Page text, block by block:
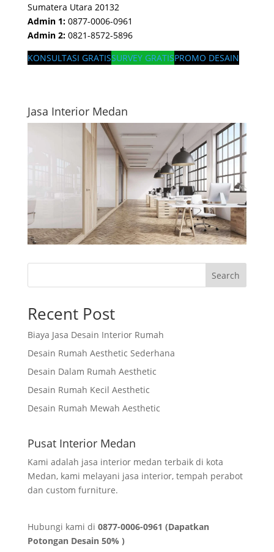
Sumatera Utara 20132
Admin 1:0877-0006-0961
Admin 2:0821-8572-5896
KONSULTASI GRATISSURVEY GRATISPROMO DESAIN
Jasa Interior Medan
Search
Recent Post
Biaya Jasa Desain Interior Rumah
Desain Rumah Aesthetic Sederhana
Desain Dalam Rumah Aesthetic
Desain Rumah Kecil Aesthetic
Desain Rumah Mewah Aesthetic
Pusat Interior Medan
Kami adalah jasa interior medan terbaik di kota
Medan, kami melayani jasa interior, tempah perabot
dan custom furniture.
Hubungi kami di 0877-0006-0961 (Dapatkan
Potongan Desain 50% )